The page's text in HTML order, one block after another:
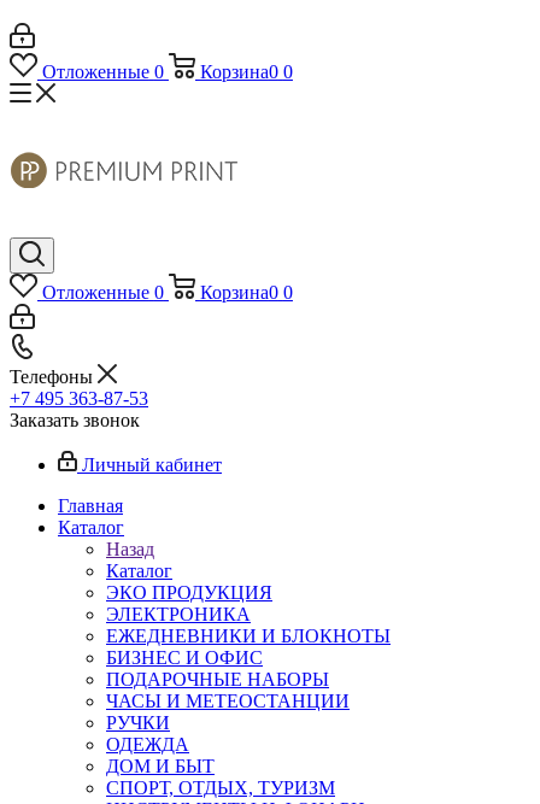
Отложенные 0 Корзина0 0
Отложенные 0 Корзина0 0
Телефоны
+7 495 363-87-53
Заказать звонок
Личный кабинет
Главная
Каталог
Назад
Каталог
ЭКО ПРОДУКЦИЯ
ЭЛЕКТРОНИКА
ЕЖЕДНЕВНИКИ И БЛОКНОТЫ
БИЗНЕС И ОФИС
ПОДАРОЧНЫЕ НАБОРЫ
ЧАСЫ И МЕТЕОСТАНЦИИ
РУЧКИ
ОДЕЖДА
ДОМ И БЫТ
СПОРТ, ОТДЫХ, ТУРИЗМ